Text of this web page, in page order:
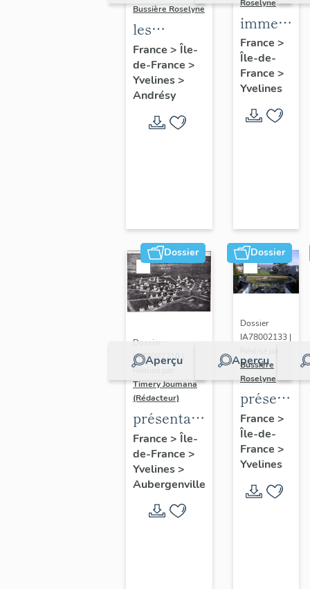
Bussière Roselyne
les
immeubles,
maisons et
fermes du
canton
d'Andrésy
France > Île-
de-France >
Yvelines>
Andrésy
Roselyne
maisons,
fermes
France >
Île-de-
France >
Yvelines
Dossier
Aperçu
Dossier
IA78002210 |
Réalisé par
Timery Joumana
(Rédacteur)
présentation
de l'étude
d'Elisabethville
France > Île-
de-France >
Yvelines>
Aubergenville
Dossier
Aperçu
Dossier
IA78002133 |
Bussière
Roselyne
du
diagnostic
et
France >
Île-de-
France >
Yvelines